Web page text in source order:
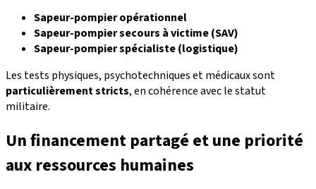
Sapeur-pompier opérationnel
Sapeur-pompier secours à victime (SAV)
Sapeur-pompier spécialiste (logistique)
Les tests physiques, psychotechniques et médicaux sont
particulièrement stricts, en cohérence avec le statut
militaire.
Un financement partagé et une priorité
aux ressources humaines